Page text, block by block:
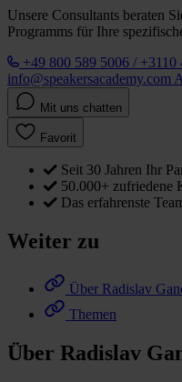
Unsere Consultants beraten
Programms für Ihre
+49 800 589 5006 / +3110
info@speakersacademy.com
Mit uns chatten
Favorit
Seit 30 Jahren Ihr
50.000+ zufriedene
Das erfahrenste
Weiter zu
Über Radislav
Themen
Über Radislav